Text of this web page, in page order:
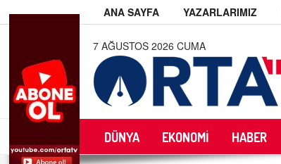
ANA SAYFA YAZARLARIMIZ
7 AĞUSTOS 2026 CUMA
DÜNYA EKONOMİ HABER